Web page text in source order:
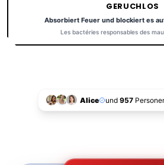
GERUCHLOS
Absorbiert Feuer und blockiert es
Les bactéries responsables des
Alice und 957